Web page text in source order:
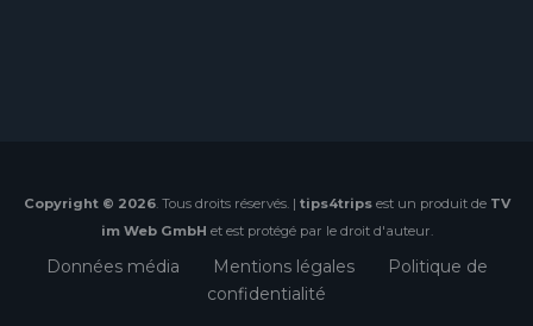
Copyright © 2026. Tous droits réservés. | tips4tripsest un produit de TV
im Web GmbH et est protégé par le droit d'auteur.
Données média Mentions légales
Politique de
confidentialité